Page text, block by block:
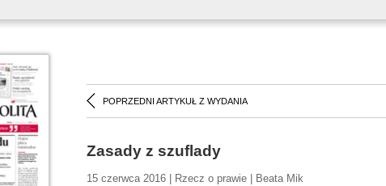
POPRZEDNI ARTYKUŁ Z WYDANIA
Zasady z szuflady
15 czerwca 2016 | Rzecz o prawie | Beata Mik